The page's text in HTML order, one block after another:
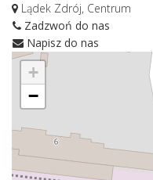
Lądek Zdrój, Centrum
Zadzwoń do nas
Napisz do nas
+
−